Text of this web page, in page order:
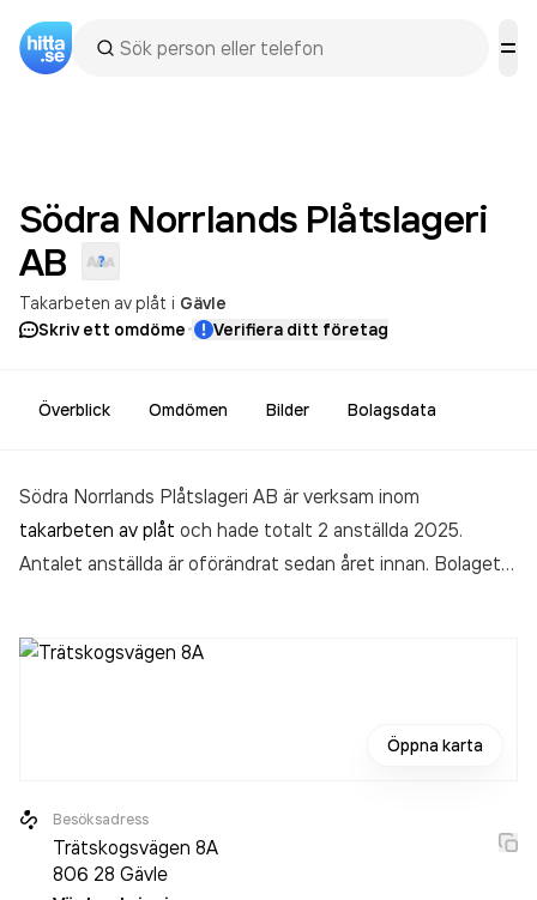
Södra Norrlands Plåtslageri
AB
Takarbeten av plåt i Gävle
Skriv ett omdöme· Verifiera ditt företag
Överblick Omdömen Bilder Bolagsdata
Södra Norrlands Plåtslageri AB är verksam inom
takarbeten av plåt och hade totalt 2 anställda 2025.
Antalet anställda är oförändrat sedan året innan. Bolaget
senaste räkenskapsåret (2025).
Öppna karta
Besöksadress
Trätskogsvägen 8A
806 28 Gävle